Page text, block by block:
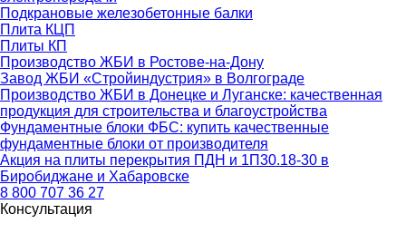
Подкрановые железобетонные балки
Плита КЦП
Плиты КП
Производство ЖБИ в Ростове-на-Дону
Завод ЖБИ «Стройиндустрия» в Волгограде
Производство ЖБИ в Донецке и Луганске: качественная
продукция для строительства и благоустройства
Фундаментные блоки ФБС: купить качественные
фундаментные блоки от производителя
Акция на плиты перекрытия ПДН и 1П30.18-30 в
Биробиджане и Хабаровске
8 800 707 36 27
Консультация